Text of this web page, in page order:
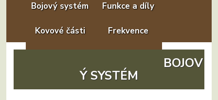
Bojový systém Funkce a díly
Kovové části Frekvence
BOJOV
Ý SYSTÉM